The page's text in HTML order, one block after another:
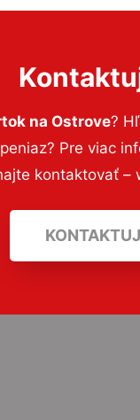
na Ostrove?
Pre viac
kontaktovať –